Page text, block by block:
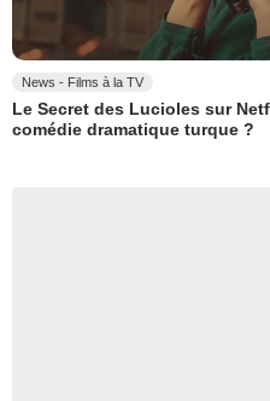
News - Films à la TV
Le Secret des Lucioles sur
comédie dramatique turque ?